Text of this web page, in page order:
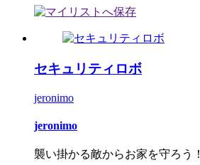
セキュリティロボ
jeronimo
jeronimo
襲い掛かる敵からお家を守ろう！